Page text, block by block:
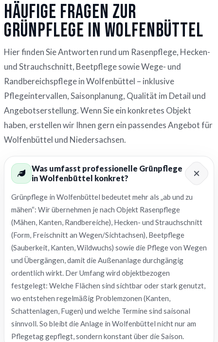
Häufige Fragen zur
Grünpflege in Wolfenbüttel
Hier finden Sie Antworten rund um Rasenpflege, Hecken-
und Strauchschnitt, Beetpflege sowie Wege- und
Randbereichspflege in Wolfenbüttel – inklusive
Pflegeintervallen, Saisonplanung, Qualität im Detail und
Angebotserstellung. Wenn Sie ein konkretes Objekt
haben, erstellen wir Ihnen gern ein passendes Angebot für
Wolfenbüttel und Niedersachsen.
Was umfasst professionelle Grünpflege
in Wolfenbüttel konkret?
Grünpflege in Wolfenbüttel bedeutet mehr als „ab und zu
mähen“: Wir übernehmen je nach Objekt Rasenpflege
(Mähen, Kanten, Randbereiche), Hecken- und Strauchschnitt
(Form, Freischnitt an Wegen/Sichtachsen), Beetpflege
(Sauberkeit, Kanten, Wildwuchs) sowie die Pflege von Wegen
und Übergängen, damit die Außenanlage durchgängig
ordentlich wirkt. Der Umfang wird objektbezogen
festgelegt: Welche Flächen sind sichtbar oder stark genutzt,
wo entstehen regelmäßig Problemzonen (Kanten,
Schattenlagen, Fugen) und welche Termine sind saisonal
sinnvoll. So bleibt die Anlage in Wolfenbüttel nicht nur am
Pflegetag gepflegt, sondern konstant über die Saison.